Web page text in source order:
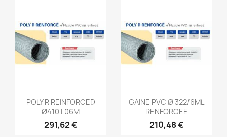
Aperçu rapide
POLY R REINFORCED
Ø410 L06M
291,62 €
Aperçu rapide
GAINE PVC Ø 322/6ML
RENFORCEE
210,48 €